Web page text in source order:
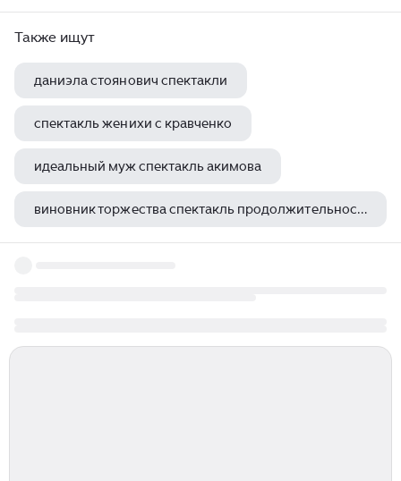
Также ищут
даниэла стоянович спектакли
спектакль женихи с кравченко
идеальный муж спектакль акимова
виновник торжества спектакль продолжительность